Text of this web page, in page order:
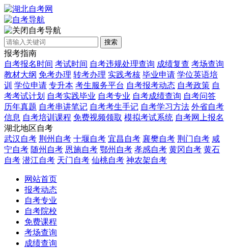
自考导航
搜索
报考指南
自考报名时间 考试时间 自考违规处理查询 成绩复查 考场查询
教材大纲 免考办理 转考办理 实践考核 毕业申请 学位英语培
训 学位申请 专升本 考生服务平台 自考报考动态 自考政策 自
考考试计划 自考实践毕业 自考专业 自考成绩查询 自考问答
历年真题 自考串讲笔记 自考考生手记 自考学习方法 外省自考
信息 自考培训课程 免费视频领取 模拟考试系统 自考网上报名
湖北地区自考
武汉自考 荆州自考 十堰自考 宜昌自考 襄樊自考 荆门自考 咸
宁自考 随州自考 恩施自考 鄂州自考 孝感自考 黄冈自考 黄石
自考 潜江自考 天门自考 仙桃自考 神农架自考
网站首页
报考动态
自考专业
自考院校
免费课程
考场查询
成绩查询